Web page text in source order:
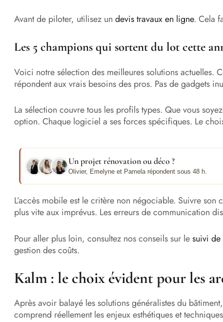
Avant de piloter, utilisez un devis travaux en ligne. Cela
Les 5 champions qui sortent du lot cette
Voici notre sélection des meilleures solutions actuelles.
répondent aux vrais besoins des pros. Pas de gadgets
La sélection couvre tous les profils types. Que vous
option. Chaque logiciel a ses forces spécifiques. Le
Un projet rénovation ou déco ?
Olivier, Emelyne et Pamela répondent sous 48 h.
L’accès mobile est le critère non négociable. Suivre
plus vite aux imprévus. Les erreurs de communication
Pour aller plus loin, consultez nos conseils sur lesuivi de
gestion des coûts.
Kalm : le choix évident pour les
Après avoir balayé les solutions généralistes du
comprend réellement les enjeux esthétiques et